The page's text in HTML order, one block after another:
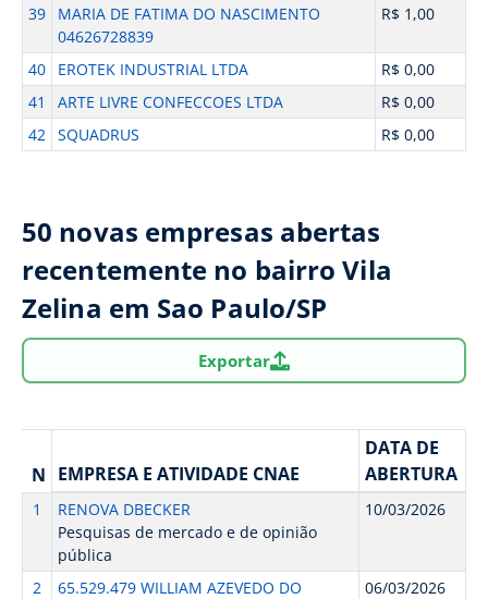
39
MARIA DE FATIMA DO NASCIMENTO
04626728839
R$ 1,00
40 EROTEK INDUSTRIAL LTDA
R$ 0,00
41
ARTE LIVRE CONFECCOES LTDA
R$ 0,00
42 SQUADRUS R$ 0,00
50 novas empresas abertas
recentemente no bairro Vila
Zelina em Sao Paulo/SP
Exportar
N EMPRESA E ATIVIDADE CNAE
DATA DE
ABERTURA
1
RENOVA DBECKER
Pesquisas de mercado e de opinião
pública
10/03/2026
2
65.529.479 WILLIAM AZEVEDO DO
06/03/2026